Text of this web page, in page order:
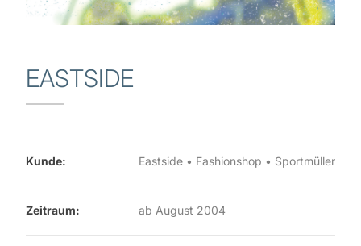
EASTSIDE
Kunde: Eastside • Fashionshop • Sportmüller
Zeitraum: ab August 2004